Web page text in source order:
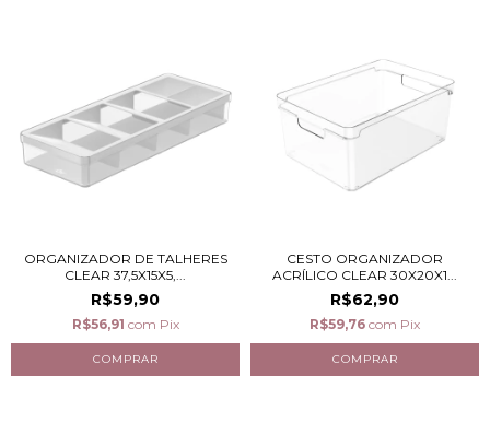
ORGANIZADOR DE TALHERES
CLEAR 37,5X15X5,...
R$59,90
R$56,91 com Pix
CESTO ORGANIZADOR
ACRÍLICO CLEAR 30X20X1...
R$62,90
R$59,76 com Pix